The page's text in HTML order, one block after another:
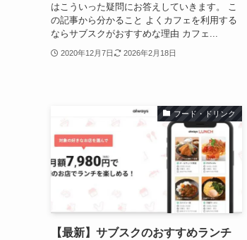
はこういった疑問にお答えしていきます。 こ
の記事から分かること よくカフェを利用する
ならサブスクがおすすめな理由 カフェ...
2020年12月7日 2026年2月18日
フード・ドリンク
【最新】サブスクのおすすめランチ